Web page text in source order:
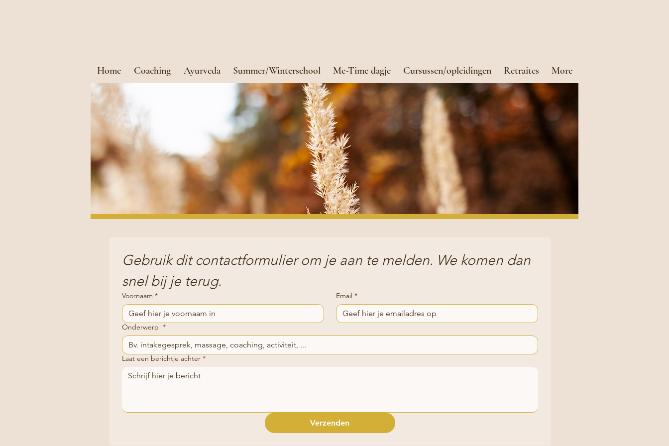
Home Coaching Ayurveda Summer/Winterschool Me-Time dagje Cursussen/opleidingen Retraites More
Gebruik dit contactformulier om je aan te melden. We komen dan
snel bij je terug.
Voornaam * Email *
Onderwerp *
Laat een berichtje achter *
Verzenden